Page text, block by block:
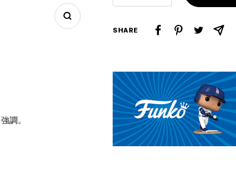
ズ
を
す
を
す
SHARE
調。